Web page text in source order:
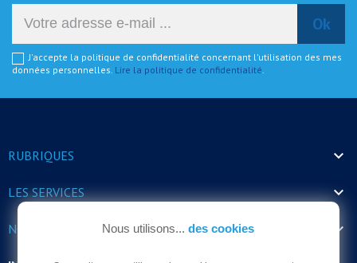
J'accepte la politique de confidentialité concernant l'utilisation des mes
données personnelles. Lire la politique de confidentialité
RUBRIQUES 
LES SERVICES 
NOS HORAIRES 
Nous utilisons... des cookies